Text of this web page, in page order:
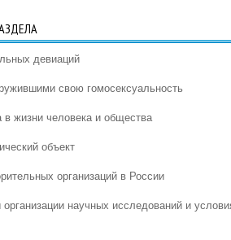
девиаций
свою гомосексуальность
в жизни человека и общества
объект
организаций в России
научных исследований и